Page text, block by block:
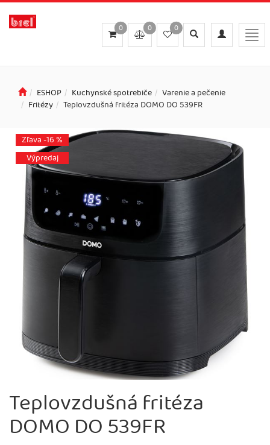
Toggle
navigation
Toggle
search
0
0
0
ESHOP Kuchynské spotrebiče
Varenie a pečenie
Fritézy
Teplovzdušná fritéza DOMO DO 539FR
Zľava -16 %
Výpredaj
Teplovzdušná fritéza
DOMO DO 539FR